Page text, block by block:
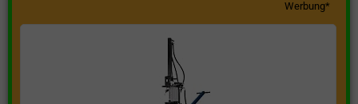
Werbung*